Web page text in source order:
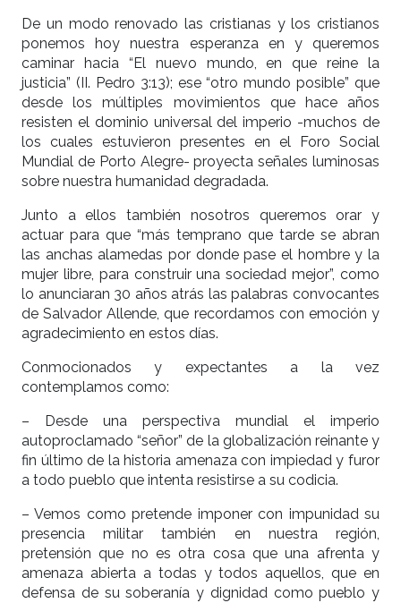
De un modo renovado las cristianas y los cristianos
ponemos hoy nuestra esperanza en y queremos
caminar hacia “El nuevo mundo, en que reine la
justicia” (II. Pedro 3:13); ese “otro mundo posible” que
desde los múltiples movimientos que hace años
resisten el dominio universal del imperio -muchos de
los cuales estuvieron presentes en el Foro Social
Mundial de Porto Alegre- proyecta señales luminosas
sobre nuestra humanidad degradada.
Junto a ellos también nosotros queremos orar y
actuar para que “más temprano que tarde se abran
las anchas alamedas por donde pase el hombre y la
mujer libre, para construir una sociedad mejor”, como
lo anunciaran 30 años atrás las palabras convocantes
de Salvador Allende, que recordamos con emoción y
agradecimiento en estos días.
Conmocionados y expectantes a la vez
contemplamos como:
– Desde una perspectiva mundial el imperio
autoproclamado “señor” de la globalización reinante y
fin último de la historia amenaza con impiedad y furor
a todo pueblo que intenta resistirse a su codicia.
– Vemos como pretende imponer con impunidad su
presencia militar también en nuestra región,
pretensión que no es otra cosa que una afrenta y
amenaza abierta a todas y todos aquellos, que en
defensa de su soberanía y dignidad como pueblo y